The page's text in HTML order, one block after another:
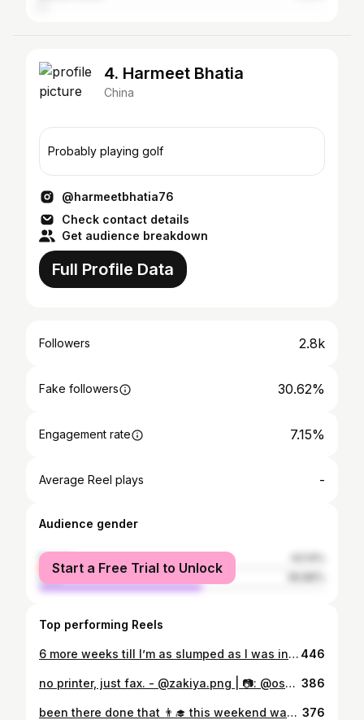
4. Harmeet Bhatia
China
Probably playing golf
@harmeetbhatia76
Check contact details
Get audience breakdown
Full Profile Data
Followers 2.8k
Fake followers 30.62%
Engagement rate 7.15%
Average Reel plays -
Audience gender
female
male
Start a Free Trial to Unlock
Top performing Reels
6 more weeks till I’m as slumped as I was in this picture 🇭🇰 🍻 446
no printer, just fax. - @zakiya.png | 📷: @oscartamphotos 386
been there done that 👨‍🎓 this weekend was a movie #classof2022 376